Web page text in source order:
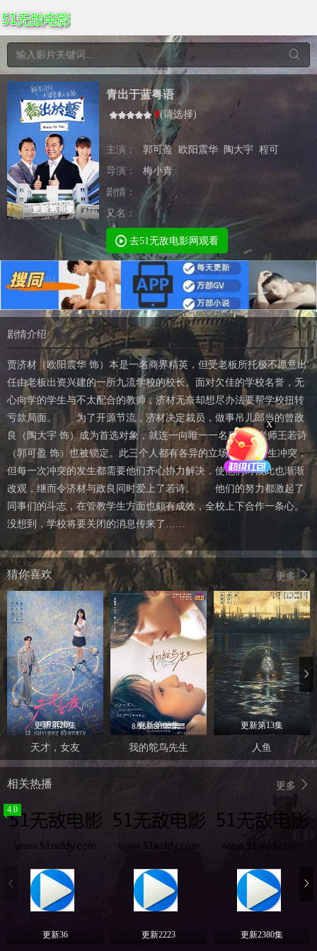
更新第30集
青出于蓝粤语
0(请选择)
主演： 郭可盈 欧阳震华 陶大宇 程可
导演：
梅小青
剧情：
又名：
去51无敌电影网观看
剧情介绍
贾济材（欧阳震华 饰）本是一名商界精英，但受老板所托极不愿意出
任由老板出资兴建的一所九流学校的校长。面对欠佳的学校名誉，无
心向学的学生与不太配合的教师，济材无奈却想尽办法要帮学校扭转
亏款局面。 为了开源节流，济材决定裁员，做事吊儿郎当的曾政
良（陶大宇 饰）成为首选对象，就连一向唯一一名积极的老师王若诗
（郭可盈 饰）也被锁定。此三个人都有各异的立场，常常发生冲突，
但每一次冲突的发生都需要他们齐心协力解决，使他们对彼此也渐渐
改观，继而令济材与政良同时爱上了若诗。 他们的努力都激起了
同事们的斗志，在管教学生方面也颇有成效，全校上下合作一条心。
没想到，学校将要关闭的消息传来了……
更多
猜你喜欢
更新第20集
天才，女友
更新第08集
我的鸵鸟先生
更新第13集
人鱼
更多
相关热播
4.0
更新36 更新2223 更新2380集
X